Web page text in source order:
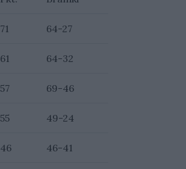
71 64-27
61 64-32
57 69-46
55 49-24
46 46-41